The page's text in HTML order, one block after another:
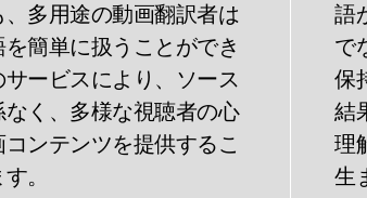
、多用途の動画翻訳者は
簡単に扱うことができ
サービスにより、ソース
く、多様な視聴者の心
ンテンツを提供するこ
。
語
で
保
結
理
生